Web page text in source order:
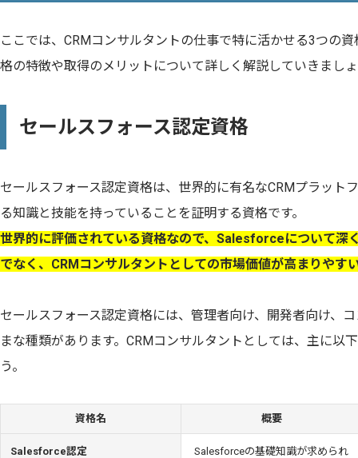
ここでは、CRMコンサルタントの仕事で特に活かせる3つの
格の特徴や取得のメリットについて詳しく解説していきまし
セールスフォース認定資格
セールスフォース認定資格は、世界的に有名なCRMプラット
る知識と技能を持っていることを証明する資格です。
世界的に評価されている資格なので、Salesforceについて深
でなく、CRMコンサルタントとしての市場価値が高まりやす
セールスフォース認定資格には、管理者向け、開発者向け、
まな種類があります。CRMコンサルタントとしては、主に以
う。
資格名 概要
Salesforce認定
Salesforceの基礎知識が求められ